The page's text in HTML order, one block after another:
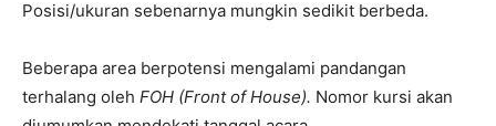
Posisi/ukuran sebenarnya mungkin sedikit berbeda.
Beberapa area berpotensi mengalami pandangan
terhalang oleh FOH (Front of House). Nomor kursi akan